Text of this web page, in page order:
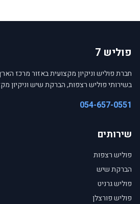
פוליש 7
בשירותי פוליש רצפות, הברקת שיש וניקיון
054-657-0551
שירותים
פוליש רצפות
הברקת שיש
פוליש גרניט
פוליש פורצלן